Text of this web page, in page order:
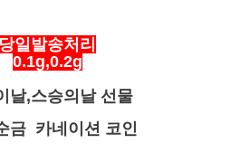
당일발송처리
0.1g,0.2g
날,스승의날 선물
금 카네이션 코인